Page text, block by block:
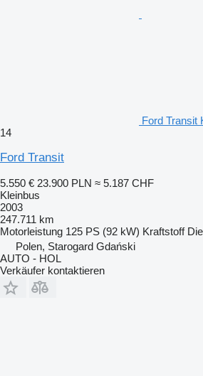
Ford Transit
14
Ford Transit
5.550 € 23.900 PLN ≈ 5.187 CHF
Kleinbus
2003
247.711 km
Motorleistung 125 PS (92 kW) Kraftstoff
Polen, Starogard Gdański
AUTO - HOL
Verkäufer kontaktieren